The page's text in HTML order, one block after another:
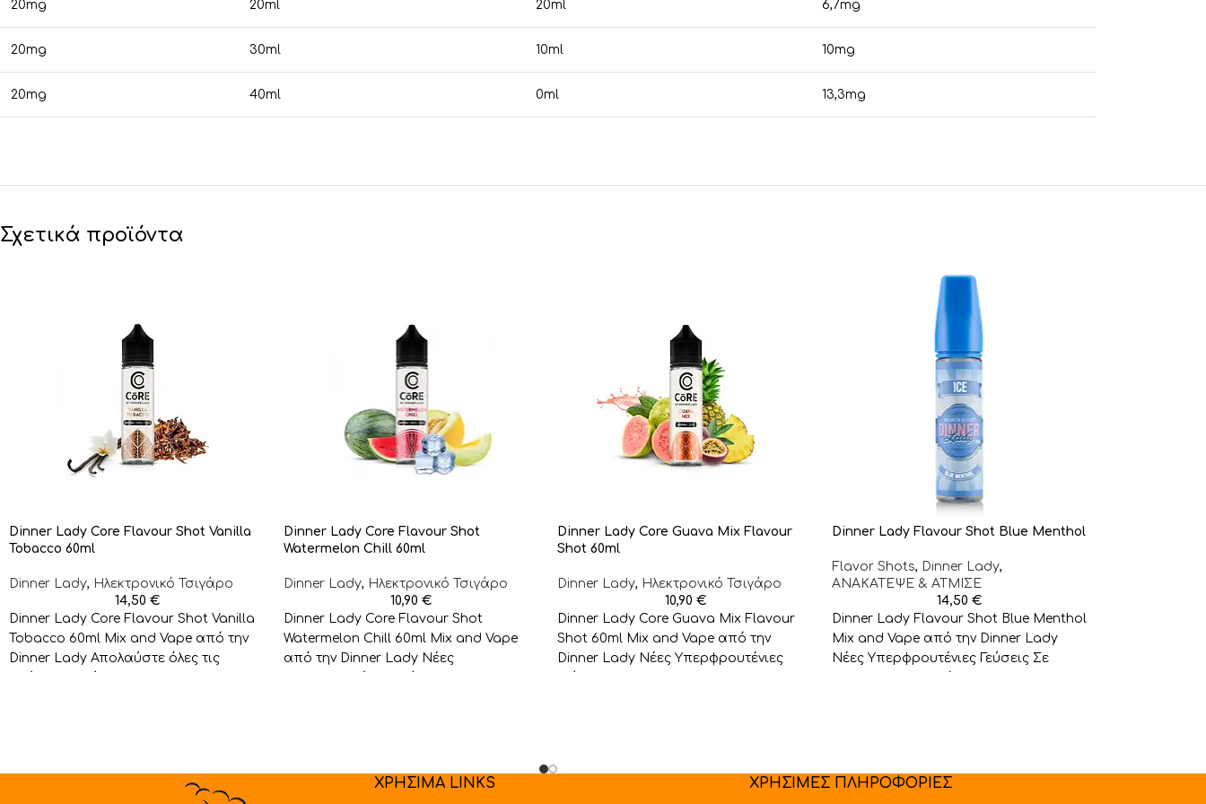
20mg 20ml 20ml 6,7mg
20mg 30ml 10ml 10mg
20mg 40ml 0ml 13,3mg
Σχετικά προϊόντα
Dinner Lady Core Flavour Shot Vanilla
Tobacco 60ml
Dinner Lady, Ηλεκτρονικό Τσιγάρο
14,50 €
Dinner Lady Core Flavour Shot Vanilla
Tobacco 60ml Mix and Vape από την
Dinner Lady Απολαύστε όλες τις
Dinner Lady Core Flavour Shot
Watermelon Chill 60ml
Dinner Lady, Ηλεκτρονικό Τσιγάρο
10,90€
Dinner Lady Core Flavour Shot
Watermelon Chill 60ml Mix and Vape
από την Dinner Lady Nέες
Dinner Lady Core Guava Mix Flavour
Shot 60ml
Dinner Lady, Ηλεκτρονικό Τσιγάρο
10,90 €
Dinner Lady Core Guava Mix Flavour
Shot 60ml Mix and Vape από την
Dinner Lady Nέες Υπερφρουτένιες
Dinner Lady Flavour Shot Blue Menthol
Flavor Shots, Dinner Lady,
ΑΝΑΚΑΤΕΨΕ & ΑΤΜΙΣΕ
14,50€
Dinner Lady Flavour Shot Blue Menthol
Mix and Vape από την Dinner Lady
Nέες Υπερφρουτένιες Γεύσεις Σε
ΧΡΗΣΙΜΑ LINKS ΧΡΗΣΙΜΕΣ ΠΛΗΡΟΦΟΡΙΕΣ